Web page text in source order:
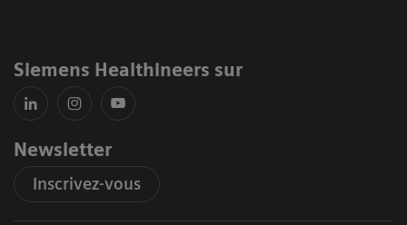
Siemens Healthineers sur
Newsletter
Inscrivez-vous